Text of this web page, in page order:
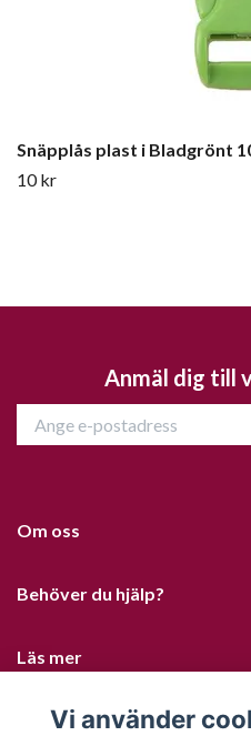
Snäpplås plast i Bladgrönt
10 kr
Anmäl dig till
Om oss
Behöver du hjälp?
Läs mer
Sociala medier
Vi använder